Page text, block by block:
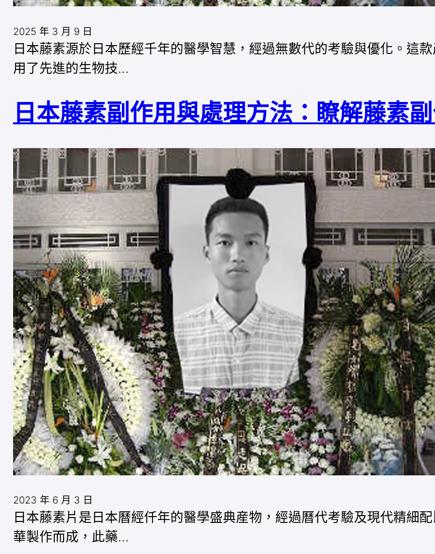
2025 年 3 月 9 日
日本藤素源於日本歷經千年的醫學智慧，經過無數代的考驗與優化。這
用了先進的生物技…
日本藤素副作用與處理方法：瞭解藤素
2023 年 6 月 3 日
日本藤素片是日本曆經仟年的醫學盛典産物，經過曆代考驗及現代精細
華製作而成，此藥…